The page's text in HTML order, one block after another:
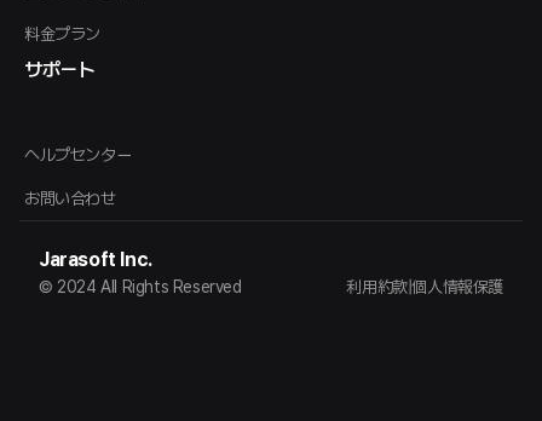
料金プラン
サポート
ヘルプセンター
お問い合わせ
Jarasoft Inc.
© 2024 All Rights Reserved 利用約款|個人情報保護